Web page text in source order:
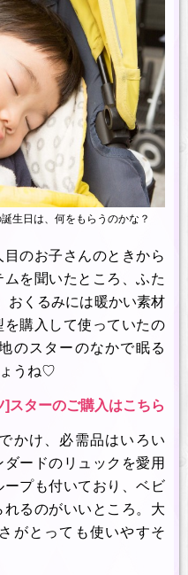
生日は、何をもらうのかな？
のお子さんのときから
を聞いたところ、ふた
おくるみには暖かい素材
購入して使っていたの
のスターのなかで眠る
うね♡
]スターのご購入はこちら
かけ、必需品はいろい
ードのリュックを愛用
プも付いており、ベビ
るのがいいところ。大
がとっても使いやすそ